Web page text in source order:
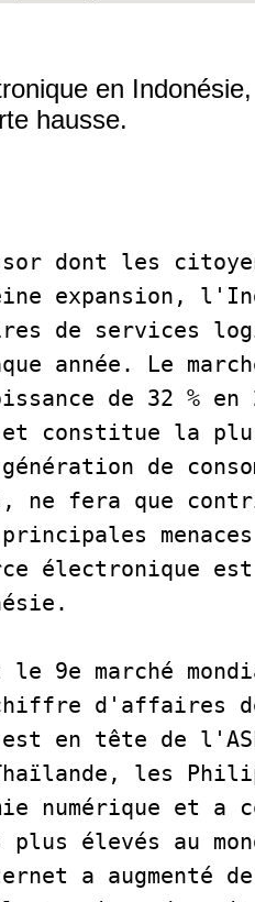
en
hausse.
dont les
expansion,
de services
année. Le
de 32 %
constitue la plus
de
ne fera que
électronique
9e marché
d'affaires
en tête de
les
numérique et a
élevés au
a augmenté